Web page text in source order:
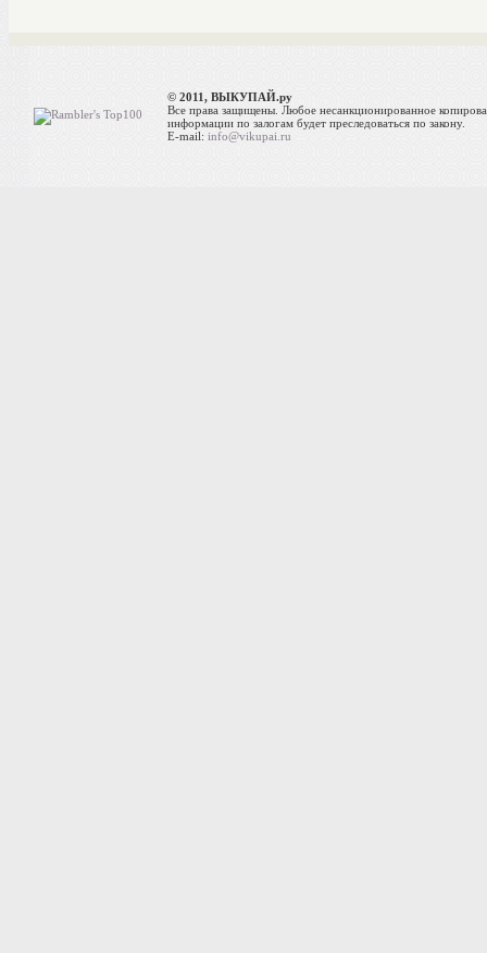
© 2011, ВЫКУПАЙ.ру
Все права защищены. Любое несанкционированное
информации по залогам будет преследоваться по закону.
E-mail:info@vikupai.ru